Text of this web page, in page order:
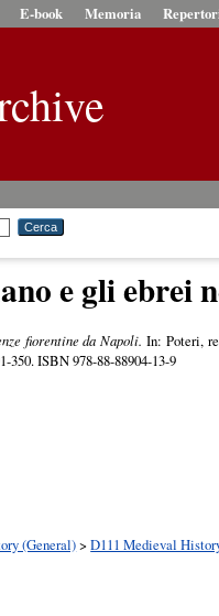
E-book Memoria
e gli ebrei
fiorentine da Napoli. In: Poteri,
ISBN 978-88-88904-13-9
(General)>D111 Medieval